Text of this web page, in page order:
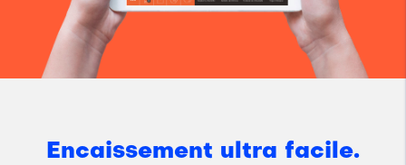
Encaissement ultra facile.